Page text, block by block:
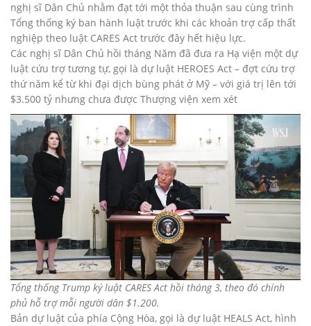
nghị sĩ Dân Chủ nhằm đạt tới một thỏa thuận sau cùng trình
Tổng thống ký ban hành luật trước khi các khoản trợ cấp thất
nghiệp theo luật CARES Act trước đây hết hiệu lực.
Các nghị sĩ Dân Chủ hồi tháng Năm đã đưa ra Hạ viện một dự
luật cứu trợ tương tự, gọi là dự luật HEROES Act – đợt cứu trợ
thứ năm kể từ khi đại dịch bùng phát ở Mỹ – với giá trị lên tới
$3.500 tỷ nhưng chưa được Thượng viện xem xét
Tổng thống Trump ký luật CARES Act hồi tháng 3, theo đó chính
phủ hỗ trợ mỗi người dân $1.200.
Bản dự luật của phía Cộng Hòa, gọi là dự luật HEALS Act, hình